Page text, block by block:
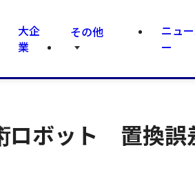
大企
業
その他
ニュ
ー
ロボット 置換誤